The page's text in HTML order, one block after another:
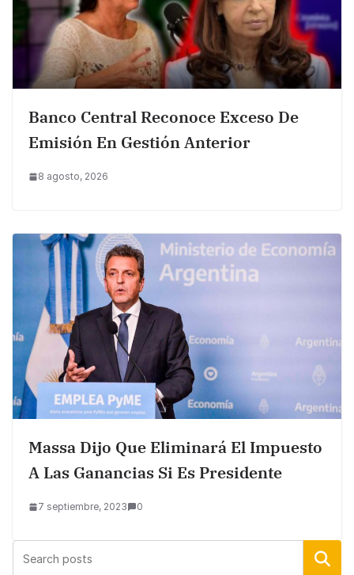
Banco Central Reconoce Exceso De
Emisión En Gestión Anterior
8 agosto, 2026
Massa Dijo Que Eliminará El Impuesto
A Las Ganancias Si Es Presidente
7 septiembre, 2023 0
Buscar